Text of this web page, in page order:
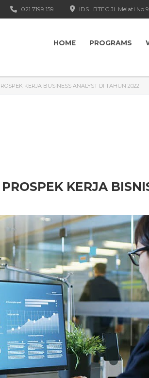
IDS | BTEC Jl. Melati
021 7199 159
HOME PROGRAMS
KERJA BUSINESS ANALYST DI TAHUN 2022
KERJA